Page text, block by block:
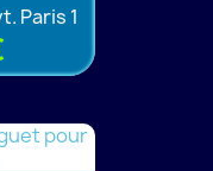
Paris 1